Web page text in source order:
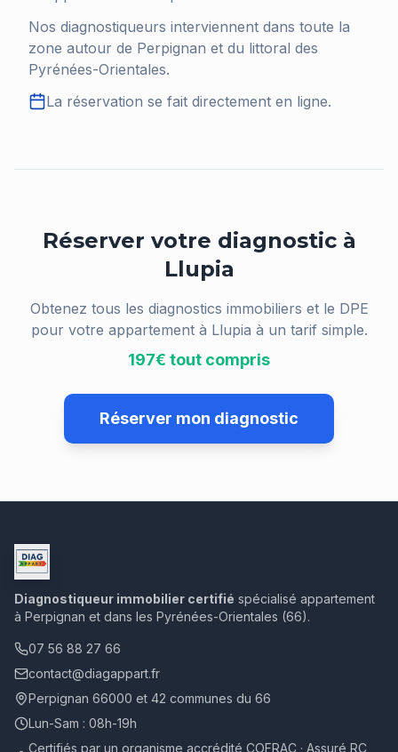
Nos diagnostiqueurs interviennent dans toute la
zone autour de Perpignan et du littoral des
Pyrénées-Orientales.
La réservation se fait directement en ligne.
Réserver votre diagnostic à
Llupia
Obtenez tous les diagnostics immobiliers et le DPE
pour votre appartement à Llupia à un tarif simple.
197€ tout compris
Réserver mon diagnostic
Diagnostiqueur immobilier certifié spécialisé appartement
à Perpignan et dans les Pyrénées-Orientales (66).
07 56 88 27 66
contact@diagappart.fr
Perpignan 66000 et 42 communes du 66
Lun-Sam : 08h-19h
Certifiés par un organisme accrédité COFRAC · Assuré RC